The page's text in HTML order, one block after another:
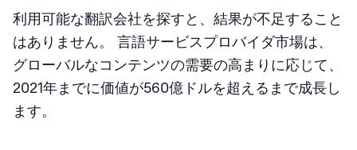
利用可能な翻訳会社を探すと、結果が不足すること
はありません。 言語サービスプロバイダ市場は、
グローバルなコンテンツの需要の高まりに応じて、
2021年までに価値が560億ドルを超えるまで成長し
ます。